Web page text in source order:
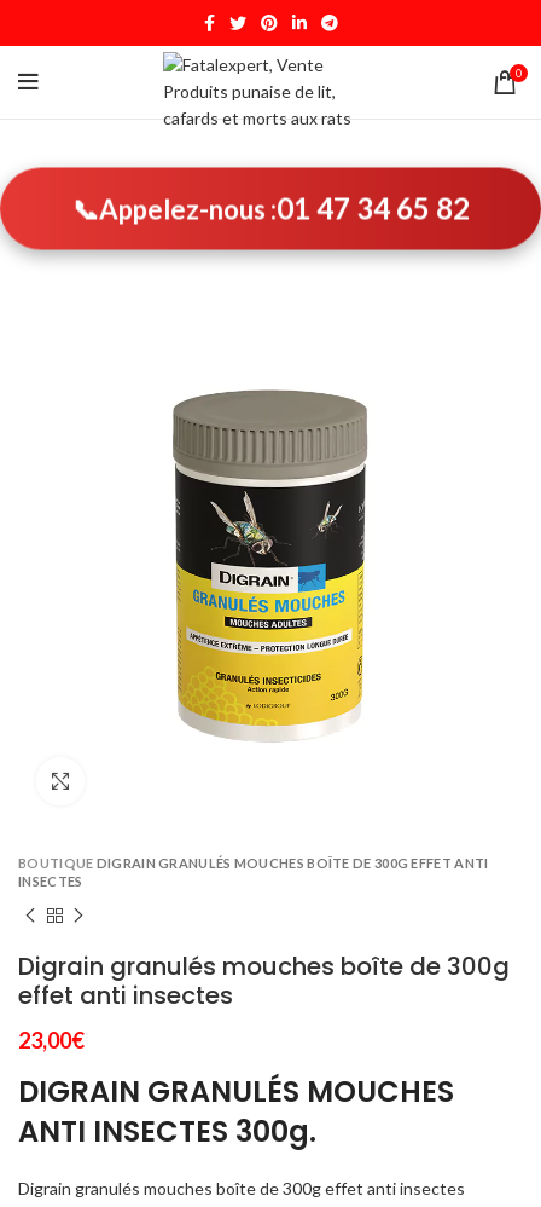
0
📞Appelez-nous :01 47 34 65 82
BOUTIQUE DIGRAIN GRANULÉS MOUCHES BOÎTE DE 300G EFFET ANTI
INSECTES
Digrain granulés mouches boîte de 300g
effet anti insectes
23,00€
DIGRAIN GRANULÉS MOUCHES
ANTI INSECTES 300g.
Digrain granulés mouches boîte de 300g effet anti insectes